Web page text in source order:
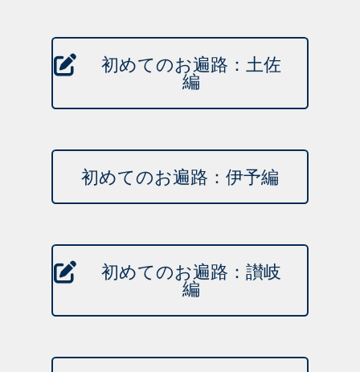
初めてのお遍路：土佐
編
初めてのお遍路：伊予編
初めてのお遍路：讃岐
編